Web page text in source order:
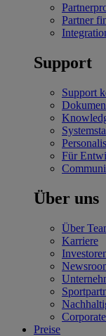
Partner
Support
Support
Für
Über uns
Über
Karriere
Preise